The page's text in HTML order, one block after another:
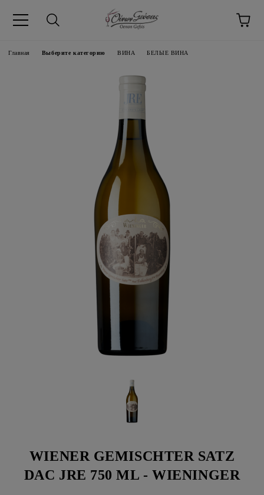
Язык
Главная Выберите категорию ВИНA БЕЛЫЕ ВИНА
WIENER GEMISCHTER SATZ
DAC JRE 750 ML - WIENINGER